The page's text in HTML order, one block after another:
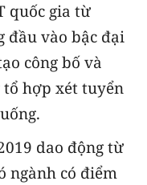
quốc gia từ
đầu vào bậc đại
công bố và
hợp xét tuyển
dao động từ
ngành có điểm